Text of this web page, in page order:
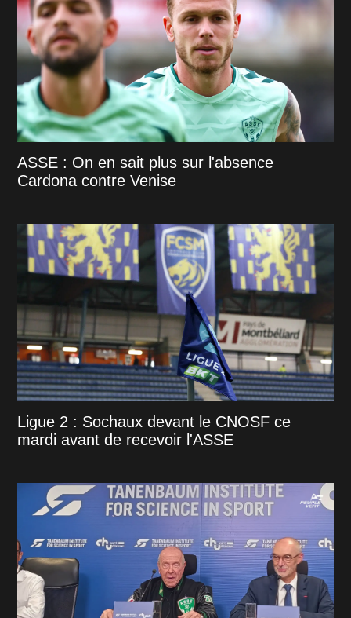
ASSE : On en sait plus sur l'absence
Cardona contre Venise
Ligue 2 : Sochaux devant le CNOSF ce
mardi avant de recevoir l'ASSE